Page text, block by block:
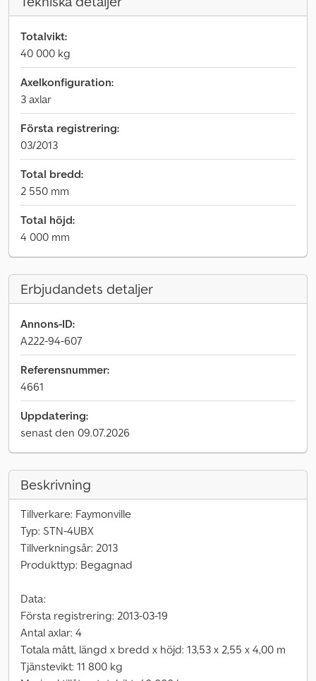
Totalvikt:
40 000 kg
Axelkonfiguration:
3 axlar
Första registrering:
03/2013
Total bredd:
2 550 mm
Total höjd:
4 000 mm
Erbjudandets detaljer
Annons-ID:
A222-94-607
Referensnummer:
4661
Uppdatering:
senast den 09.07.2026
Beskrivning
Tillverkare: Faymonville
Typ: STN-4UBX
Tillverkningsår: 2013
Produkttyp: Begagnad
Data:
Första registrering: 2013-03-19
Antal axlar: 4
Totala mått, längd x bredd x höjd: 13,53 x 2,55 x 4,00 m
Tjänstevikt: 11 800 kg